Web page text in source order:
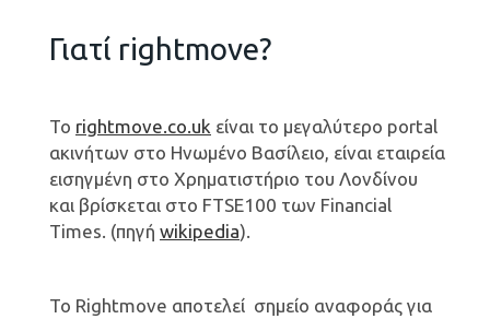
Γιατί rightmove?
Το rightmove.co.uk είναι το μεγαλύτερο portal
ακινήτων στο Ηνωμένο Βασίλειο, είναι εταιρεία
εισηγμένη στο Χρηματιστήριο του Λονδίνου
και βρίσκεται στο FTSE100 των Financial
Times. (πηγή wikipedia).
Το Rightmove αποτελεί σημείο αναφοράς για